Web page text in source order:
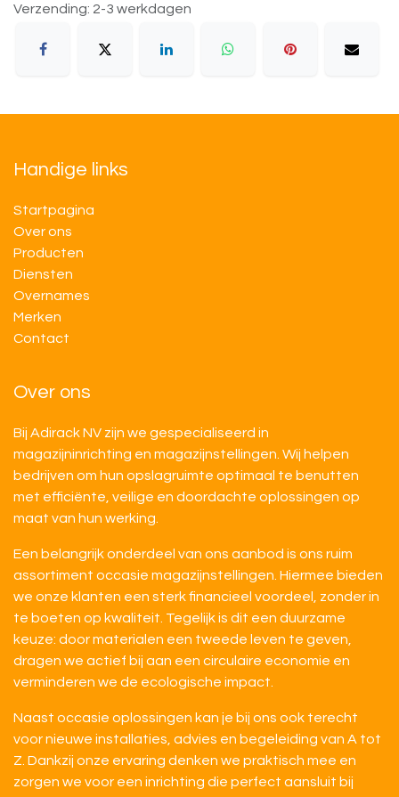
Verzending: 2-3 werkdagen
Handige links
Startpagina
Over ons
Producten
Diensten
Overnames
M​​erken
Contact
Over ons
Bij Adirack NV zijn we gespecialiseerd in
magazijninrichting en magazijnstellingen. Wij helpen
bedrijven om hun opslagruimte optimaal te benutten
met efficiënte, veilige en doordachte oplossingen op
maat van hun werking.
Een belangrijk onderdeel van ons aanbod is ons ruim
assortiment occasie magazijnstellingen. Hiermee bieden
we onze klanten een sterk financieel voordeel, zonder in
te boeten op kwaliteit. Tegelijk is dit een duurzame
keuze: door materialen een tweede leven te geven,
dragen we actief bij aan een circulaire economie en
verminderen we de ecologische impact.
Naast occasie oplossingen kan je bij ons ook terecht
voor nieuwe installaties, advies en begeleiding van A tot
Z. Dankzij onze ervaring denken we praktisch mee en
zorgen we voor een inrichting die perfect aansluit bij